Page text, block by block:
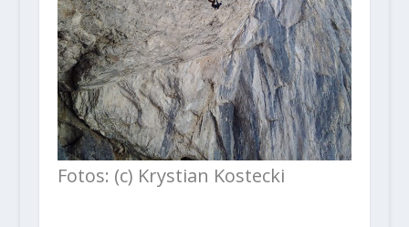
Fotos: (c) Krystian Kostecki